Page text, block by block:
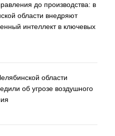
до производства: в
области внедряют
интеллект в ключевых
области
об угрозе воздушного